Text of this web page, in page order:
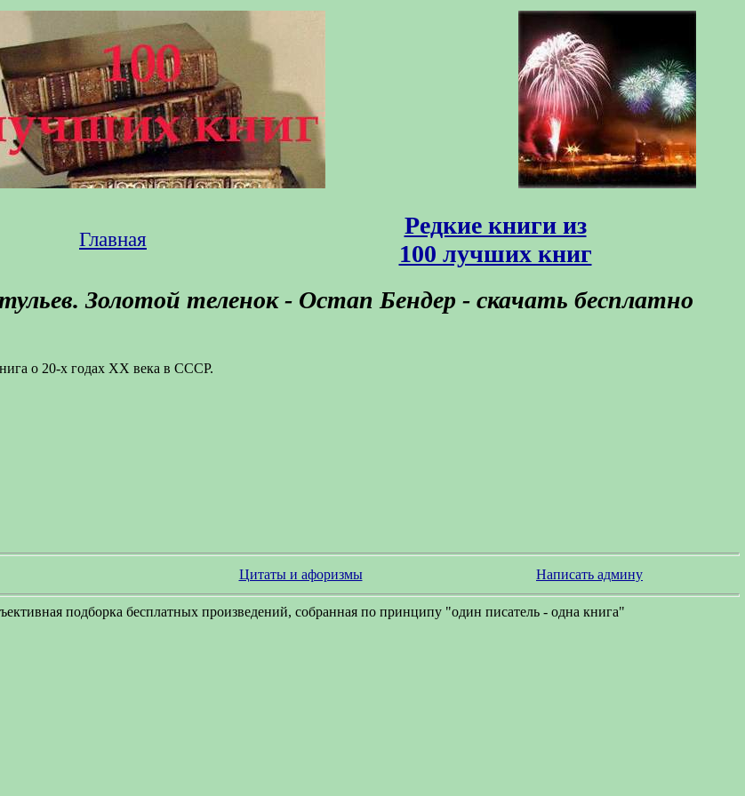
Главная
Редкие книги из
100 лучших книг
Золотой теленок - Остап Бендер - скачать бесплатно
о 20-х годах XX века в СССР.
Цитаты и афоризмы Написать админу
подборка бесплатных произведений, собранная по принципу "один писатель - одна книга"